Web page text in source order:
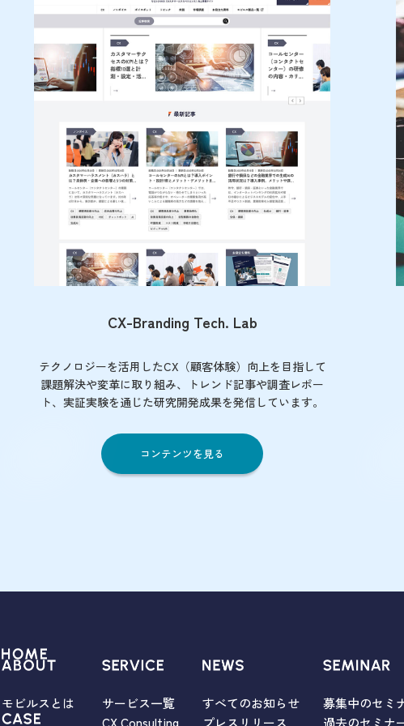
CX-Branding Tech. Lab
テクノロジーを活用したCX（顧客体験）向上を目指して
課題解決や変革に取り組み、トレンド記事や調査レポー
ト、実証実験を通じた研究開発成果を発信しています。
コンテンツを見る
モビルスとは
サービス一覧
CX Consulting
すべてのお知らせ
プレスリリース
募集中のセミ
過去のセミナ